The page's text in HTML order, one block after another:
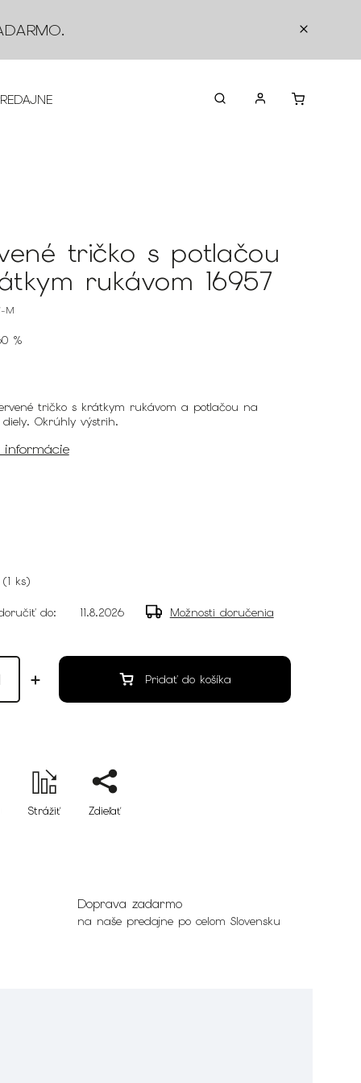
.
KONTAKTY
tričko s potlačou
rukávom 16957
M
%
tričko s krátkym rukávom a potlačou na
Okrúhly výstrih.
informácie
(1 ks)
do: 11.8.2026 Možnosti doručenia
Pridať do košíka
Strážiť Zdieľať
Doprava zadarmo
na naše predajne po celom Slovensku